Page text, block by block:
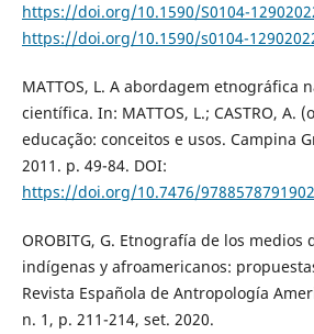
https://doi.org/10.1590/S0104-
https://doi.org/10.1590/s0104-
MATTOS, L. A abordagem etnográfica
científica. In: MATTOS, L.; CASTRO, A.
educação: conceitos e usos. Campina
2011. p. 49-84. DOI:
https://doi.org/10.7476/
OROBITG, G. Etnografía de los medios
indígenas y afroamericanos:
Revista Española de Antropología
n. 1, p. 211-214, set. 2020.